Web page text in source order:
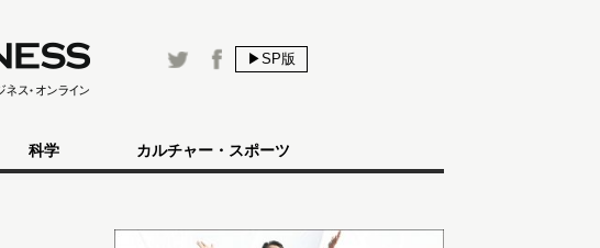
▶SP版
科学 カルチャー・スポーツ